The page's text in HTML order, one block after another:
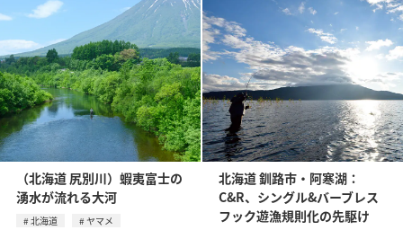
（北海道 尻別川）蝦夷富士の
湧水が流れる大河
北海道
ヤマメ
北海道 釧路市・阿寒湖：
C&R、シングル&バーブレス
フック遊漁規則化の先駆け